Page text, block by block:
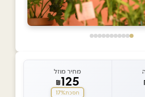
מחיר מוזל
₪125
חסכת17%